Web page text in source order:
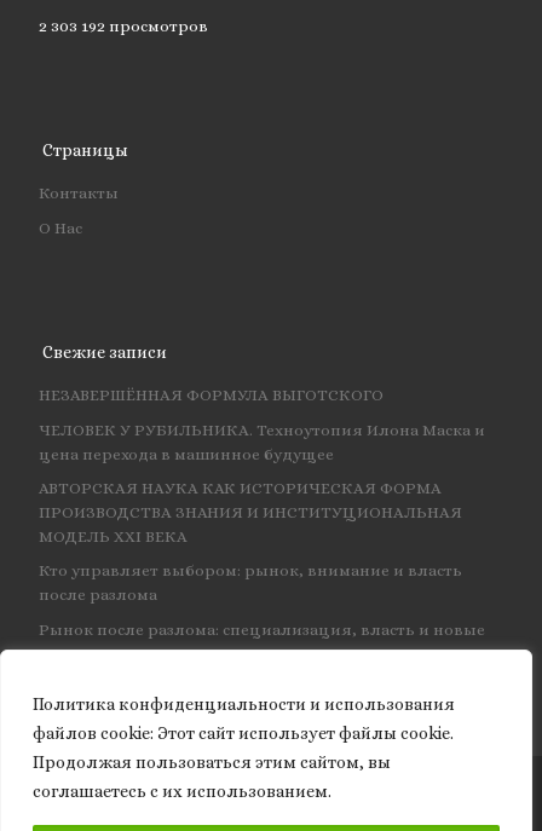
Политика конфиденциальности и использования
файлов сookie: Этот сайт использует файлы cookie.
Продолжая пользоваться этим сайтом, вы
соглашаетесь с их использованием.
2 303 192 просмотров
Страницы
Контакты
О Нас
Свежие записи
НЕЗАВЕРШЁННАЯ ФОРМУЛА ВЫГОТСКОГО
ЧЕЛОВЕК У РУБИЛЬНИКА. Техноутопия Илона Маска и
цена перехода в машинное будущее
АВТОРСКАЯ НАУКА КАК ИСТОРИЧЕСКАЯ ФОРМА
ПРОИЗВОДСТВА ЗНАНИЯ И ИНСТИТУЦИОНАЛЬНАЯ
МОДЕЛЬ XXI ВЕКА
Кто управляет выбором: рынок, внимание и власть
после разлома
Рынок после разлома: специализация, власть и новые
центры влияния
© 2026Granite of science– Все права защищены